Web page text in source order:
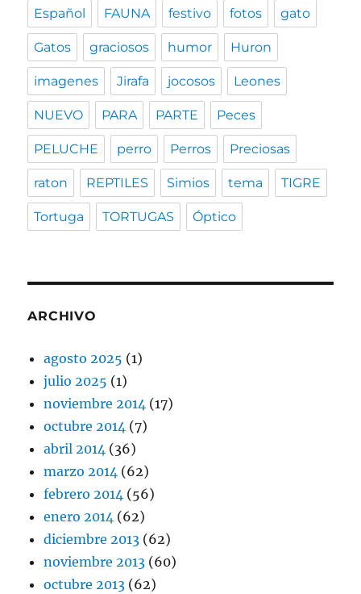
Español FAUNA festivo fotos gato
Gatos graciosos humor Huron
imagenes Jirafa jocosos Leones
NUEVO PARA PARTE Peces
PELUCHE perro Perros Preciosas
raton REPTILES Simios tema TIGRE
Tortuga TORTUGAS Óptico
ARCHIVO
agosto 2025 (1)
julio 2025 (1)
noviembre 2014 (17)
octubre 2014 (7)
abril 2014 (36)
marzo 2014 (62)
febrero 2014 (56)
enero 2014 (62)
diciembre 2013 (62)
noviembre 2013 (60)
octubre 2013 (62)